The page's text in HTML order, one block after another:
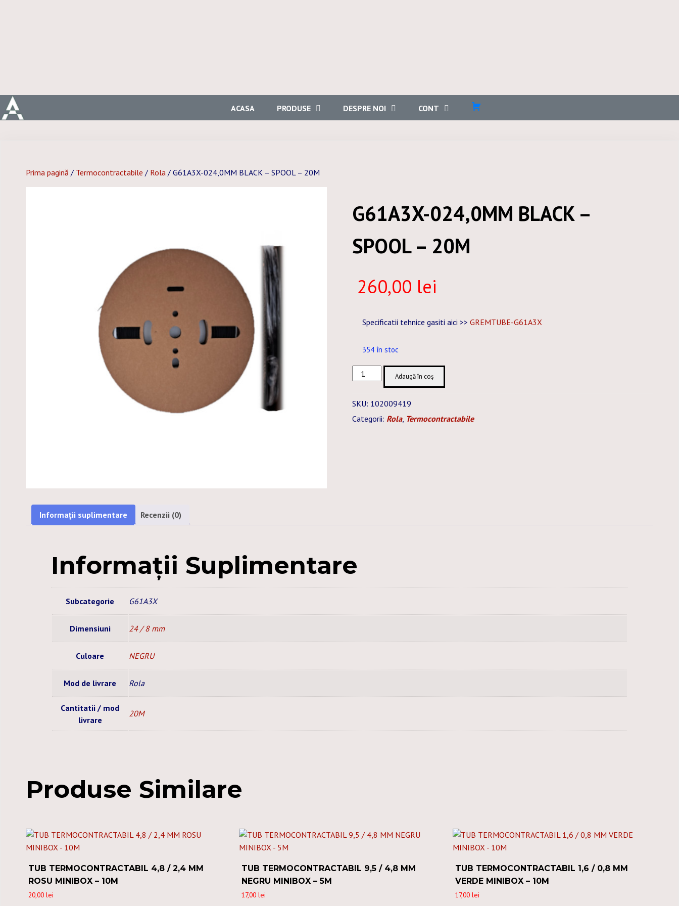
ACASA PRODUSE DESPRE NOI CONT
Prima pagină / Termocontractabile / Rola / G61A3X-024,0MM BLACK – SPOOL – 20M
G61A3X-024,0MM BLACK –
SPOOL – 20M
260,00 lei
Specificatii tehnice gasiti aici >> GREMTUBE-G61A3X
354 în stoc
Cantitate
G61A3X-
BLACK
-
Adaugă în coș
SKU: 102009419
Categorii: Rola, Termocontractabile
Informații suplimentare Recenzii (0)
Informații Suplimentare
Subcategorie G61A3X
Dimensiuni 24 / 8 mm
Culoare NEGRU
Mod de livrare Rola
Cantitatii / mod
livrare
20M
Produse Similare
TUB TERMOCONTRACTABIL 4,8 / 2,4 MM
ROSU MINIBOX – 10M
20,00 lei
TUB TERMOCONTRACTABIL 9,5 / 4,8 MM
NEGRU MINIBOX – 5M
17,00lei
TUB TERMOCONTRACTABIL 1,6 / 0,8 MM
VERDE MINIBOX – 10M
17,00 lei